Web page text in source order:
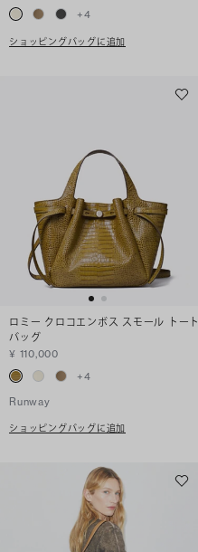
+4
ショッピングバッグに追加
ロミー クロコエンボス スモール トート
バッグ
¥ 110,000
+4
Runway
ショッピングバッグに追加